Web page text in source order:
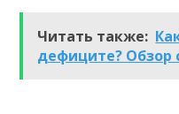
Читать также:
дефиците? Обзор